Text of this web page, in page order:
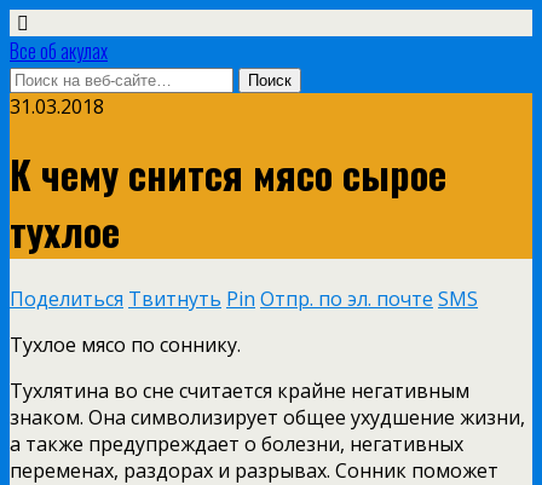
Все об акулах
31.03.2018
К чему снится мясо сырое
тухлое
Поделиться Твитнуть Pin Отпр. по эл. почте SMS
Тухлое мясо по соннику.
Тухлятина во сне считается крайне негативным
знаком. Она символизирует общее ухудшение жизни,
а также предупреждает о болезни, негативных
переменах, раздорах и разрывах. Сонник поможет